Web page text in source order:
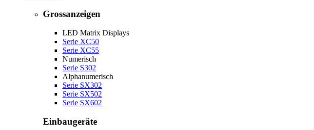
Grossanzeigen
LED Matrix Displays
Serie XC50
Serie XC55
Numerisch
Serie S302
Alphanumerisch
Serie SX302
Serie SX502
Serie SX602
Einbaugeräte